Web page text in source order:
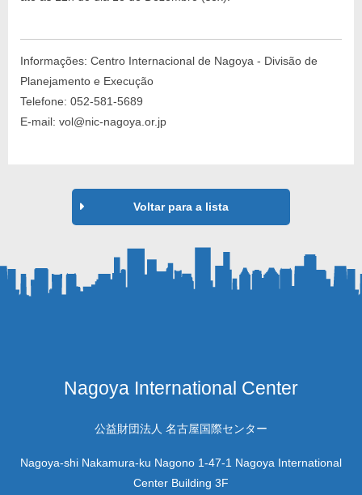
Informações: Centro Internacional de Nagoya - Divisão de
Planejamento e Execução
Telefone: 052-581-5689
E-mail: vol@nic-nagoya.or.jp
Voltar para a lista
Nagoya International Center
公益財団法人 名古屋国際センター
Nagoya-shi Nakamura-ku Nagono 1-47-1 Nagoya International
Center Building 3F